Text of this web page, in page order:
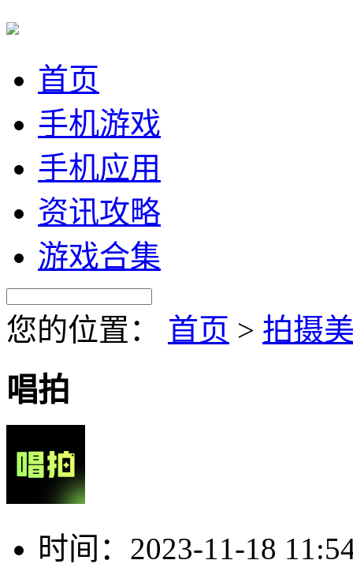
首页
手机游戏
手机应用
资讯攻略
游戏合集
您的位置： 首页 > 拍摄
唱拍
时间： 2023-11-18